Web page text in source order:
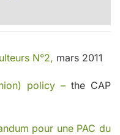
N°2, mars 2011
policy –the CAP
pour une PAC du